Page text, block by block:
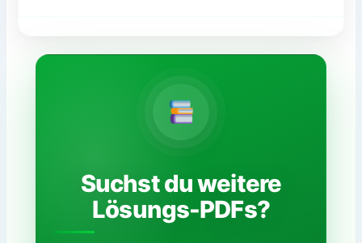
Suchst du weitere
Lösungs-PDFs?